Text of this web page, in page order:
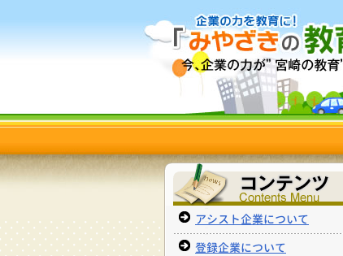
アシスト企業について
登録企業について